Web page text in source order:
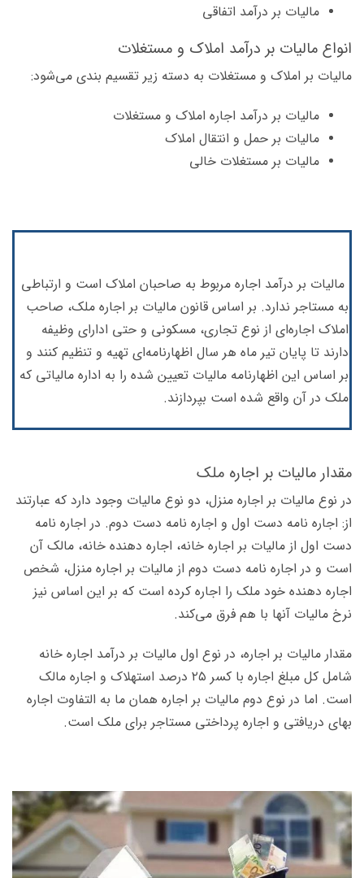
مالیات بر درآمد اتفاقی
انواع مالیات بر درآمد املاک و مستغلات
مالیات بر املاک و مستغلات به دسته زیر تقسیم بندی می‌شود:
مالیات بر درآمد اجاره املاک و مستغلات
مالیات بر حمل و انتقال املاک
مالیات بر مستغلات خالی
مالیات بر درآمد اجاره مربوط به صاحبان املاک است و ارتباطی
به مستاجر ندارد. بر اساس قانون مالیات بر اجاره ملک، صاحب
املاک اجاره‌ای از نوع تجاری، مسکونی و حتی ادارای وظیفه
دارند تا پایان تیر ماه هر سال اظهارنامه‌ای تهیه و تنظیم کنند و
بر اساس این اظهارنامه مالیات تعیین شده را به اداره مالیاتی که
ملک در آن واقع شده است بپردازند.
مقدار مالیات بر اجاره ملک
در نوع مالیات بر اجاره منزل، دو نوع مالیات وجود دارد که عبارتند
از: اجاره نامه دست اول و اجاره نامه دست دوم. در اجاره نامه
دست اول از مالیات بر اجاره خانه، اجاره دهنده خانه، مالک آن
است و در اجاره نامه دست دوم از مالیات بر اجاره منزل، شخص
اجاره دهنده خود ملک را اجاره کرده است که بر این اساس نیز
نرخ مالیات آنها با هم فرق می‌کند.
مقدار مالیات بر اجاره، در نوع اول مالیات بر درآمد اجاره خانه
شامل کل مبلغ اجاره با کسر ۲۵ درصد استهلاک و اجاره مالک
است. اما در نوع دوم مالیات بر اجاره همان ما به التفاوت اجاره
بهای دریافتی و اجاره پرداختی مستاجر برای ملک است.